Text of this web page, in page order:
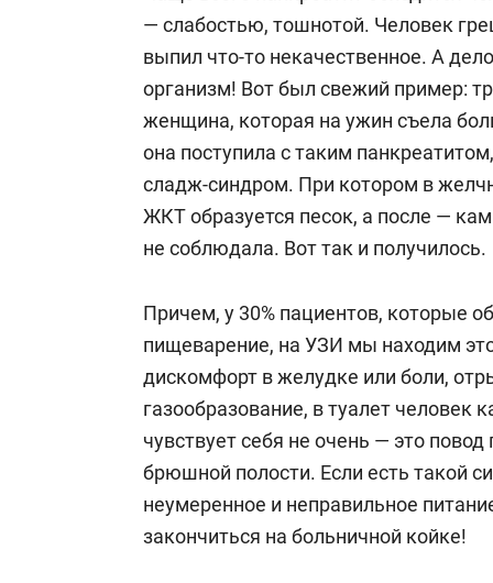
— слабостью, тошнотой. Человек
выпил что-то некачественное. А
организм! Вот был свежий пример:
женщина, которая на ужин съела
она поступила с таким
сладж-синдром. При котором в
ЖКТ образуется песок, а после —
не соблюдала. Вот так и получилось.
Причем, у 30% пациентов, которые
пищеварение, на УЗИ мы находим
дискомфорт в желудке или боли,
газообразование, в туалет человек
чувствует себя не очень — это
брюшной полости. Если есть такой
неумеренное и неправильное
закончиться на больничной койке!